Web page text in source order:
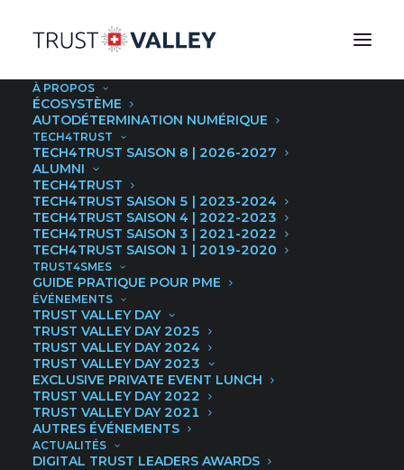
À PROPOS
ÉCOSYSTÈME
AUTODÉTERMINATION NUMÉRIQUE
TECH4TRUST
TECH4TRUST SAISON 8 | 2026-2027
ALUMNI
TECH4TRUST
TECH4TRUST SAISON 5 | 2023-2024
TECH4TRUST SAISON 4 | 2022-2023
TECH4TRUST SAISON 3 | 2021-2022
TECH4TRUST SAISON 1 | 2019-2020
TRUST4SMES
GUIDE PRATIQUE POUR PME
ÉVÉNEMENTS
TRUST VALLEY DAY
TRUST VALLEY DAY 2025
TRUST VALLEY DAY 2024
TRUST VALLEY DAY 2023
EXCLUSIVE PRIVATE EVENT LUNCH
TRUST VALLEY DAY 2022
TRUST VALLEY DAY 2021
AUTRES ÉVÉNEMENTS
ACTUALITÉS
DIGITAL TRUST LEADERS AWARDS
Confiance numérique
&
cybersécurité
Bienvenue au coeur de la Trust Valley, le
pôle de compétences lémanique en
matière de confiance numérique et de
cybersécurité.
Une alliance pour l’excellence, portée par
de multiples acteurs publics, privés et
académiques.